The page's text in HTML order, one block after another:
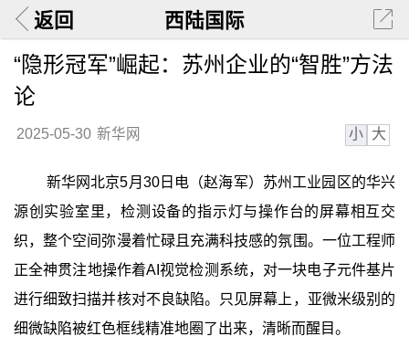
返回 西陆国际
“隐形冠军”崛起：苏州企业的“智胜”方法
论
2025-05-30 新华网 小 大
新华网北京5月30日电（赵海军）苏州工业园区的华兴
源创实验室里，检测设备的指示灯与操作台的屏幕相互交
织，整个空间弥漫着忙碌且充满科技感的氛围。一位工程师
正全神贯注地操作着AI视觉检测系统，对一块电子元件基片
进行细致扫描并核对不良缺陷。只见屏幕上，亚微米级别的
细微缺陷被红色框线精准地圈了出来，清晰而醒目。